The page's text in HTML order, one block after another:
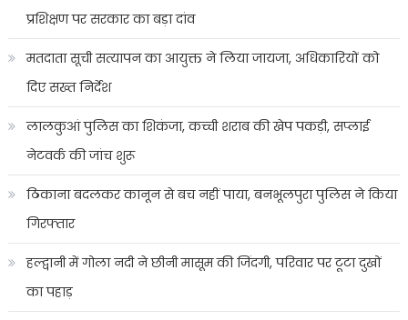
प्रशिक्षण पर सरकार का बड़ा दांव
मतदाता सूची सत्यापन का आयुक्त ने लिया जायजा, अधिकारियों को
दिए सख्त निर्देश
लालकुआं पुलिस का शिकंजा, कच्ची शराब की खेप पकड़ी, सप्लाई
नेटवर्क की जांच शुरू
ठिकाना बदलकर कानून से बच नहीं पाया, बनभूलपुरा पुलिस ने किया
गिरफ्तार
हल्द्वानी में गोला नदी ने छीनी मासूम की जिंदगी, परिवार पर टूटा दुखों
का पहाड़